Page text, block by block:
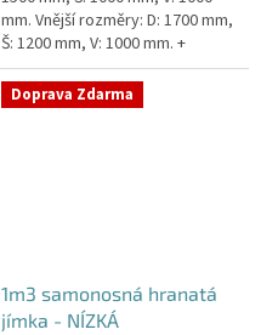
mm. Vnější rozměry: D: 1700 mm,
Š: 1200 mm, V: 1000 mm. +
komínek. Jímka vhodná pod
parkovací stání,...
Doprava Zdarma
1m3 samonosná hranatá
jímka - NÍZKÁ